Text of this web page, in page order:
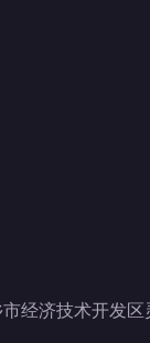
经济技术开发